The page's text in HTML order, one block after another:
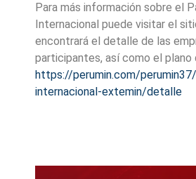
Para más información sobre el
Internacional puede visitar el
encontrará el detalle de las
participantes, así como el plano
https://perumin.com/
internacional-extemin/detalle